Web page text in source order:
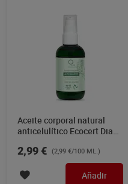
Aceite corporal natural
anticelulítico Ecocert Dia
2,99 € (2,99 €/100 ML.)
Añadir